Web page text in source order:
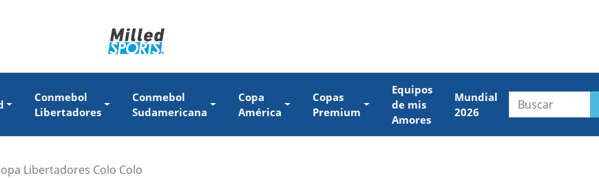
Conmebol
Libertadores
Conmebol
Sudamericana
Copa
América
Copas
Premium
Equipos
de mis
Amores
Mundial
2026
Libertadores Colo Colo